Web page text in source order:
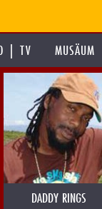
| TV MUSÄUM
DADDY RINGS